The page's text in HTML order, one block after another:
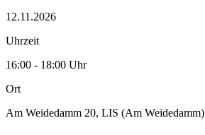
12.11.2026
Uhrzeit
16:00 - 18:00 Uhr
Ort
Am Weidedamm 20, LIS (Am Weidedamm)